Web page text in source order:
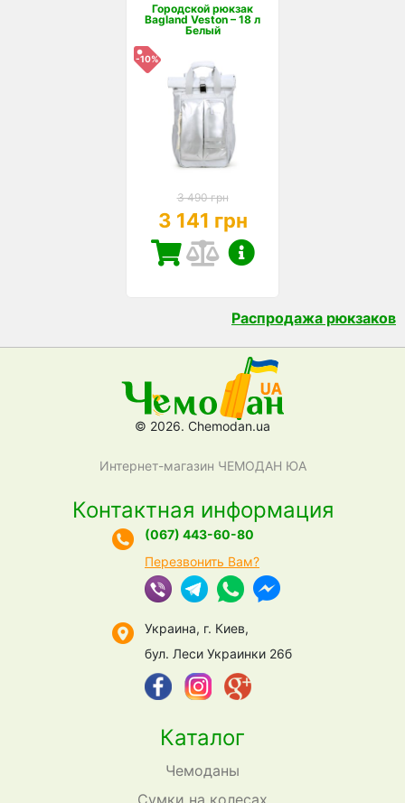
Городской рюкзак
Bagland Veston – 18 л
Белый
-10%
3 490 грн
3 141 грн
Распродажа рюкзаков
© 2026. Chemodan.ua
Интернет-магазин ЧЕМОДАН ЮА
Каталог
Чемоданы
Контактная информация
(067) 443-60-80
Перезвонить Вам?
Украина, г. Киев,
бул. Леси Украинки 26б